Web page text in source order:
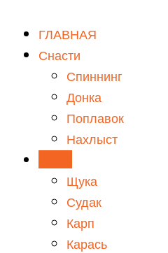
ГЛАВНАЯ
Снасти
Спиннинг
Донка
Поплавок
Нахлыст
Щука
Судак
Карп
Карась